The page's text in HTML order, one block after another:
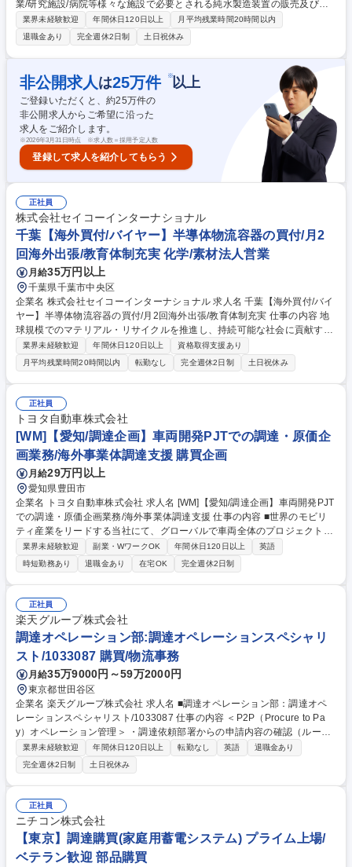
業/研究施設/病院等様々な施設で必要とされる純水製造装置の販売及びメ
ンテナンスを行う当社にて購買事務のポジションをお願いします。 ◆販売
管理システムを使用した納品書、請求書管理、発行、発送 ◆受発注入力業
務(FAX、メール、電話) 【研修体制】先輩社員にOJTとして研修を受けて
いただき、購買事務としてご活躍をいただければと思います。しっかりと
サポートをする体制は整っている為安心して勤務いただく事が可能です。
募集職種 【東京/購買事務】安定優良企業
業界未経験歓迎 年間休日120日以上
月平均残業時間20時間以内
退職金あり
完全週休2日制 土日祝休み
非公開求人 は25万件 ※以上
ご登録いただくと、約25万件の
非公開求人からご希望に沿った
求人をご紹介します。
※2026年3月31日時点 ※求人数＝採用予定人数
登録して求人を紹介してもらう
正社員
株式会社セイコーインターナショナル
千葉【海外買付/バイヤー】半導体物流容器の買付/月2
回海外出張/教育体制充実 化学/素材法人営業
月給35万円以上
千葉県千葉市中央区
企業名 株式会社セイコーインターナショナル 求人名 千葉【海外買付/バイ
ヤー】半導体物流容器の買付/月2回海外出張/教育体制充実 仕事の内容 地
球規模でのマテリアル・リサイクルを推進し、持続可能な社会に貢献する
事業を展開する当社。近年需要が拡大する半導体の、流通時に使用される
容器のリユース事業を確立。海外工場より買付を行うポジションです。
【入社後の流れ】■まずは、千葉営業所にて貿易事務からスタート。貿易
の基礎から、国をまたぐ買い付け業務の知識を習得いただきます。 ■その
後、国内のリユース工場や先輩社員の同行を経て、買い付けから容器洗浄
後の再販売に至るまでの一連の流れを覚えていただきます。 海外での業務
の流れを同行により覚えていただき、入社1～2年をめどに独り立ちを目指
していただきます！ 募集職種 千葉【海外買付/バイヤー】半導体物流容器
の買付/月2回海外出張/教育体制充実
業界未経験歓迎 年間休日120日以上
資格取得支援あり
月平均残業時間20時間以内
転勤なし 完全週休2日制 土日祝休み
正社員
トヨタ自動車株式会社
[WM]【愛知/調達企画】車両開発PJTでの調達・原価企
画業務/海外事業体調達支援 購買企画
月給29万円以上
愛知県豊田市
企業名 トヨタ自動車株式会社 求人名 [WM]【愛知/調達企画】車両開発PJT
での調達・原価企画業務/海外事業体調達支援 仕事の内容 ■世界のモビリ
ティ産業をリードする当社にて、グローバルで車両全体のプロジェクトマ
ネジメントを通じた、発注戦略立案と仕入先決定管理/原価低減戦略立案を
お任せします。 【詳細】■車両開発プロジェクトの調達プロジェクトマネ
ジメント(カローラ、ヤリスなどの中・小型車 もしくは レクサス・GR・
電動車を担当) ■海外事業体調達業務の支援(発注戦略立案、現地調達化支
援等) 【ミッション】車両原価における外注品原価割合は7割を越え、トヨ
タの調達は安全/品質/供給/原価を造り込む役割を担っています。その役割
を体現し競争力確保するための調達・原価低減戦略を立案いただきます。
募集職種 [WM]【愛知/調達企画】車両開発PJTでの調達・原価企画業務/海
外事業体調達支援
業界未経験歓迎 副業・WワークOK 年間休日120日以上
英語
時短勤務あり
退職金あり 在宅OK 完全週休2日制
正社員
楽天グループ株式会社
調達オペレーション部:調達オペレーションスペシャリ
スト/1033087 購買/物流事務
月給35万9000円～59万2000円
東京都世田谷区
企業名 楽天グループ株式会社 求人名 ■調達オペレーション部：調達オペ
レーションスペシャリスト/1033087 仕事の内容 ＜P2P（Procure to Pa
y）オペレーション管理＞ ・調達依頼部署からの申請内容の確認（ルー
ル・プロセス遵守の確認） ・検収・支払に関するオペレーション対応 ＜
ステークホルダー管理＞・サプライヤー、事業部、経理部、法務部等との
連携 ・P2Pオペレーションに関する問い合わせ対応 ＜改善・標準化活動
＞・P2Pオペレーションの課題抽出および改善提案 ・運用ルール、業務マ
ニュアルの整備および更新 ・業務委託先のパフォーマンス管理およびサー
ビス品質向上に向けた継続的な改善活動 募集職種 ■調達オペレーション
部：調達オペレーションスペシャリスト/1033087
業界未経験歓迎 年間休日120日以上 転勤なし 英語
退職金あり
完全週休2日制
土日祝休み
正社員
ニチコン株式会社
【東京】調達購買(家庭用蓄電システム) プライム上場/
ベテラン歓迎 部品購買